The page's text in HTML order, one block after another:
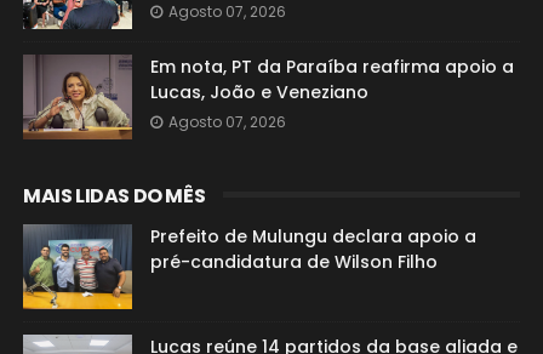
Agosto 07, 2026
Em nota, PT da Paraíba reafirma apoio a
Lucas, João e Veneziano
Agosto 07, 2026
MAIS LIDAS DO MÊS
Prefeito de Mulungu declara apoio a
pré-candidatura de Wilson Filho
Lucas reúne 14 partidos da base aliada e